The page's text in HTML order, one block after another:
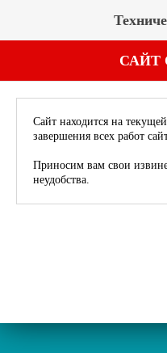
САЙТ
Сайт находится на
завершения всех работ
Приносим вам свои
неудобства.